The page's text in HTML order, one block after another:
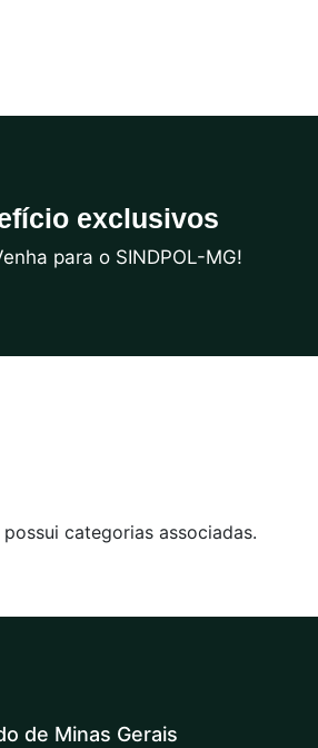
exclusivos
para o SINDPOL-MG!
categorias associadas.
de Minas Gerais